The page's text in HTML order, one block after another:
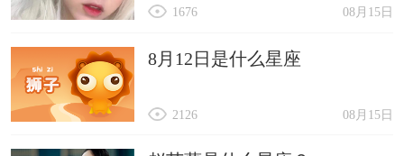
08月15日
1676
8月12日是什么星座
08月15日
2126